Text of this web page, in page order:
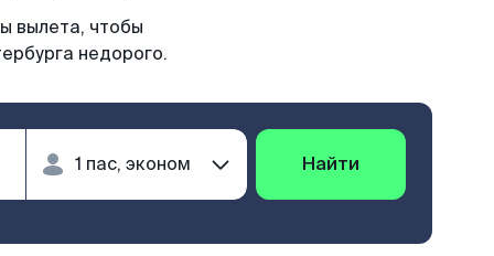
вылета, чтобы
недорого.
Найти